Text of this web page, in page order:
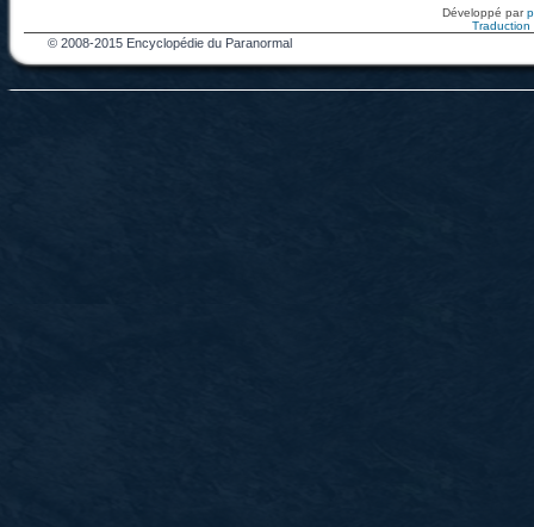
Développé par
Traduction
© 2008-2015 Encyclopédie du Paranormal